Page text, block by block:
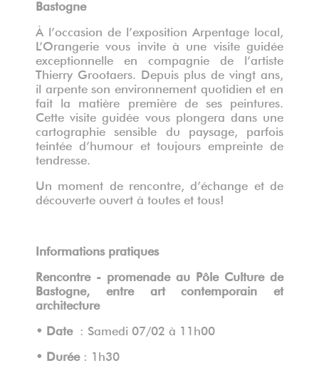
Bastogne
À l’occasion de l’exposition Arpentage local,
L’Orangerie vous invite à une visite guidée
exceptionnelle en compagnie de l’artiste
Thierry Grootaers. Depuis plus de vingt ans,
il arpente son environnement quotidien et en
fait la matière première de ses peintures.
Cette visite guidée vous plongera dans une
cartographie sensible du paysage, parfois
teintée d’humour et toujours empreinte de
tendresse.
Un moment de rencontre, d’échange et de
découverte ouvert à toutes et tous!
Informations pratiques
Rencontre - promenade au Pôle Culture de
Bastogne, entre art contemporain et
architecture
• Date : Samedi 07/02 à 11h00
• Durée : 1h30